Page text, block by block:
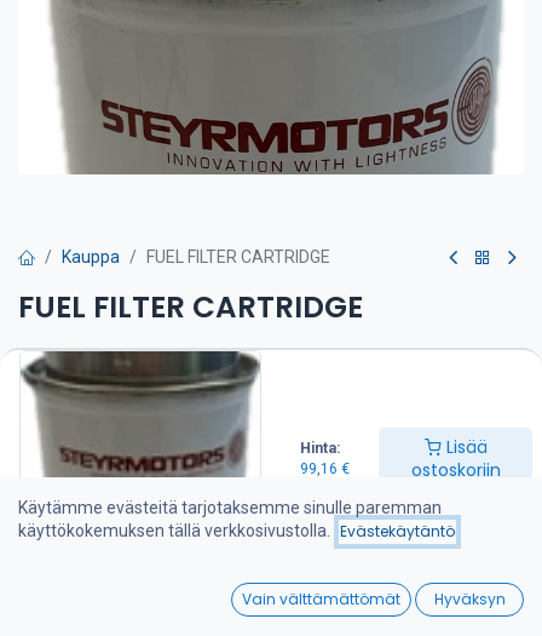
Hinta:
99,16 €
Lisää
ostoskoriin
Wishlist
Kauppa FUEL FILTER CARTRIDGE
FUEL FILTER CARTRIDGE
Sopii seuraaviin moottoreihin:
MO286H43
(valid from 682290001)
MO306H43WJ
(valid from Serial no.: 682290001)
99,16
Käytämme evästeitä tarjotaksemme sinulle paremman
käyttökokemuksen tällä verkkosivustolla.
Evästekäytäntö
Vain välttämättömät Hyväksyn